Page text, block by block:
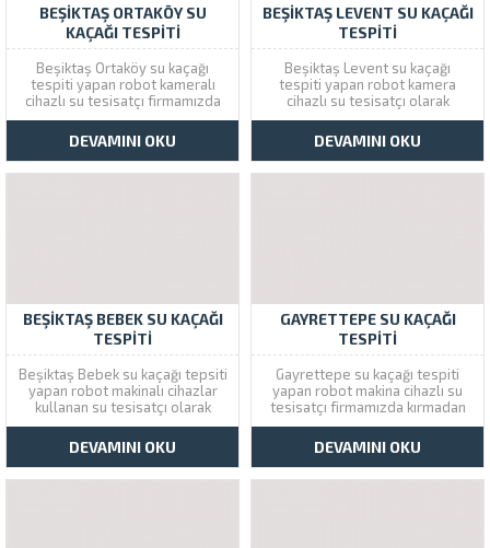
BEŞIKTAŞ ORTAKÖY SU
KAÇAĞI TESPITI
Beşiktaş Ortaköy su kaçağı
tespiti yapan robot kameralı
cihazlı su tesisatçı firmamızda
kırmadan dökemden su kaçağı
bulma hizmeti verilmektedir.
Çözüm Tesisat yeni nesil
cihazları kullanarak su sızıntı
DEVAMINI OKU
BEŞIKTAŞ LEVENT SU KAÇAĞI
TESPITI
Beşiktaş Levent su kaçağı
tespiti yapan robot kamera
cihazlı su tesisatçı olarak
kırmadna dökmeden su kaçağı
bulma servisi veriyoruz. Çözüm
Tesisat bununmayan gizli su
sızıntılarının yerini kamera
DEVAMINI OKU
BEŞIKTAŞ BEBEK SU KAÇAĞI
TESPITI
Beşiktaş Bebek su kaçağı tepsiti
yapan robot makinalı cihazlar
kullanan su tesisatçı olarak
kırmadan son teknloji cihazlarla
su kaçağı bulma servisi
veriyoruz. Çözüm tesisat yılların
vermiş olduğu bilgi birikimi ve
DEVAMINI OKU
GAYRETTEPE SU KAÇAĞI
TESPITI
Gayrettepe su kaçağı tespiti
yapan robot makina cihazlı su
tesisatçı firmamızda kırmadan
dökmeden su kaçağı bulma
yöntemleri uygulanmaktadır.
Çözüm Tesisat aynı gün içine
Beşiktaş şubesinden çıkan
DEVAMINI OKU